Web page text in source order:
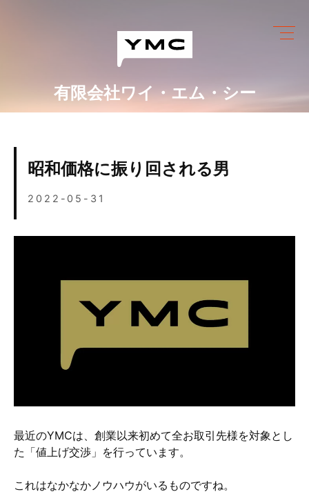
有限会社ワイ・エム・シー
ワイ・エム・シーにできること
会社情報
営業カレンダー
ブログ
お問い合わせ
昭和価格に振り回される男
2022-05-31
最近のYMCは、創業以来初めて全お取引先様を対象とし
た「値上げ交渉」を行っています。
これはなかなかノウハウがいるものですね。